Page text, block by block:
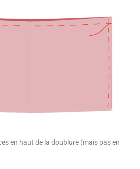
en haut de la doublure (mais pas en